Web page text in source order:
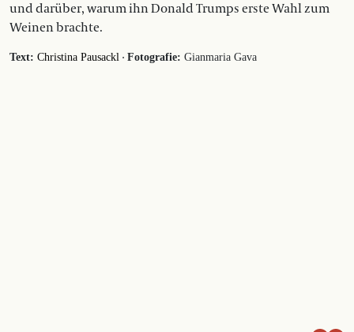
und darüber, warum ihn Donald Trumps erste Wahl zum
Weinen brachte.
Text: Christina Pausackl · Fotografie: Gianmaria Gava